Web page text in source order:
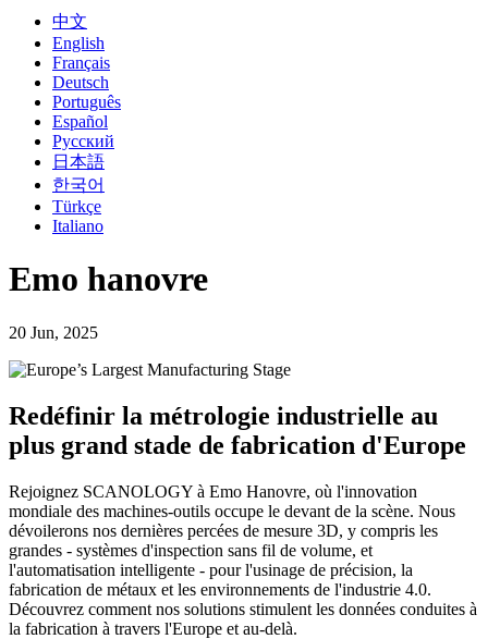
中文
English
Français
Deutsch
Português
Español
Русский
日本語
한국어
Türkçe
Italiano
Emo hanovre
20 Jun, 2025
Redéfinir la métrologie industrielle au
plus grand stade de fabrication d'Europe
Rejoignez SCANOLOGY à Emo Hanovre, où l'innovation
mondiale des machines-outils occupe le devant de la scène. Nous
dévoilerons nos dernières percées de mesure 3D, y compris les
grandes - systèmes d'inspection sans fil de volume, et
l'automatisation intelligente - pour l'usinage de précision, la
fabrication de métaux et les environnements de l'industrie 4.0.
Découvrez comment nos solutions stimulent les données conduites à
la fabrication à travers l'Europe et au-delà.